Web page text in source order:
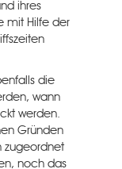
ihres
mit Hilfe der
die
wann
werden.
Gründen
zugeordnet
noch das